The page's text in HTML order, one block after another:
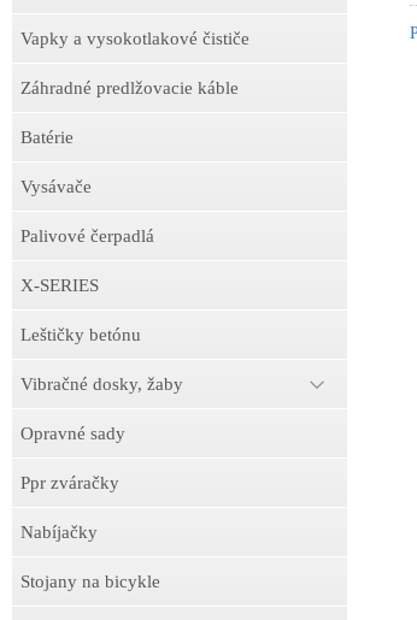
Vapky a vysokotlakové čističe
Záhradné predlžovacie káble
Batérie
Vysávače
Palivové čerpadlá
X-SERIES
Leštičky betónu
Vibračné dosky, žaby
Opravné sady
Ppr zváračky
Nabíjačky
Stojany na bicykle